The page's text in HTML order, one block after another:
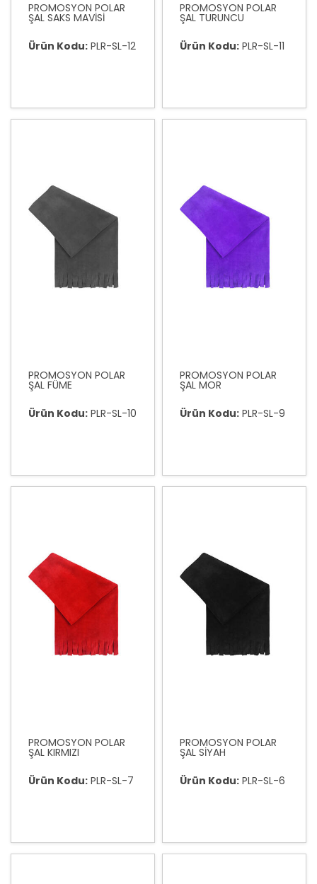
PROMOSYON POLAR
ŞAL SAKS MAVİSİ
Ürün Kodu: PLR-SL-12
PROMOSYON POLAR
ŞAL TURUNCU
Ürün Kodu: PLR-SL-11
PROMOSYON POLAR
ŞAL FÜME
Ürün Kodu: PLR-SL-10
PROMOSYON POLAR
ŞAL MOR
Ürün Kodu: PLR-SL-9
PROMOSYON POLAR
ŞAL KIRMIZI
Ürün Kodu: PLR-SL-7
PROMOSYON POLAR
ŞAL SİYAH
Ürün Kodu: PLR-SL-6